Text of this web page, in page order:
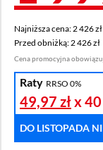
7000 ZŁ
Najniższa cena: 2 426 zł
Najniższa cena: 2 426 zł
Przed obniżką: 2 426 zł
Przed obniżką: 2 426 zł
Cena promocyjna
Raty RRSO 0%
49,97 złx
DO LISTOPADA